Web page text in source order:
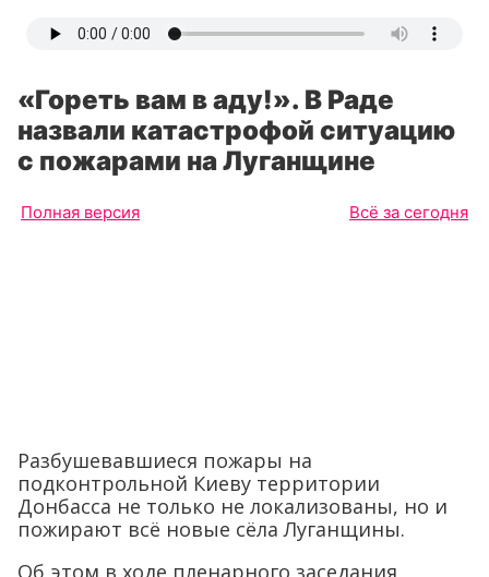
«Гореть вам в аду!». В Раде
назвали катастрофой ситуацию
с пожарами на Луганщине
Полная версия Всё за сегодня
Разбушевавшиеся пожары на
подконтрольной Киеву территории
Донбасса не только не локализованы, но и
пожирают всё новые сёла Луганщины.
Об этом в ходе пленарного заседания